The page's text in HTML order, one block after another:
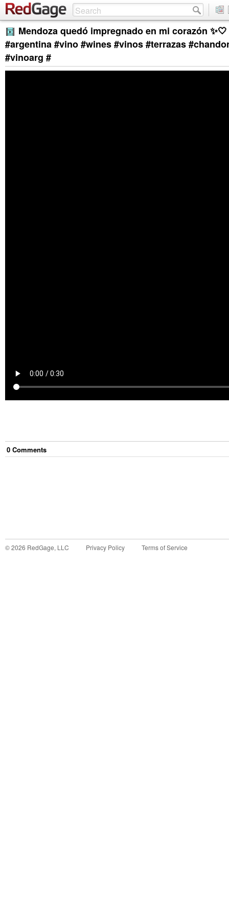
Mendoza quedó impregnado en mi corazón
#argentina #vino #wines #vinos #terrazas
#vinoarg #
0 Comments
©2026 RedGage, LLC Privacy Policy Terms of Service